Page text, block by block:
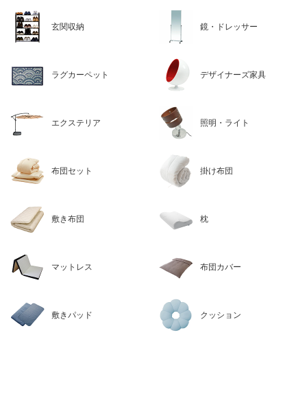
玄関収納 鏡・ドレッサー
ラグカーペット デザイナーズ家具
エクステリア 照明・ライト
布団セット 掛け布団
敷き布団 枕
マットレス 布団カバー
敷きパッド クッション